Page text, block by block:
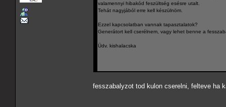
valamennyi hibakód feszültség esésre utalt.
Tehát nagyjából erre kell készülnöm.
Ezzel kapcsolatban vannak tapasztalatok?
Generátort kell cserélnem, vagy lehet benne a
Üdv. kishalacska
fesszabalyzot tod kulon cserelni, felteve ha